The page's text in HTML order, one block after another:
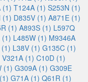
(1) T124A (1) S253N (1)
(1) D835V (1) A871E (1)
(1) A893S (1) L597Q
(1) L485W (1) M9346A
L38V (1) G135C (1)
V321A (1) C10D (1)
(1) G309A (1) G309E
G71A (1) Q61R (1)